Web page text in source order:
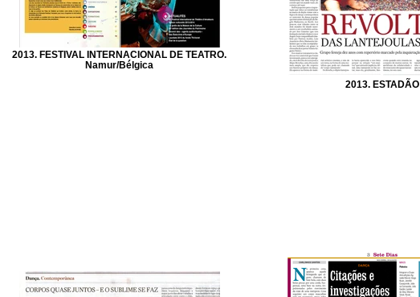
2013. FESTIVAL INTERNACIONAL DE TEATRO.
Namur/Bélgica
2013. ESTADÃO